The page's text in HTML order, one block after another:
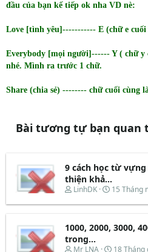
đầu của bạn kế tiếp ok nha VD nè:
Love [tình yêu]----------- E (chữ e cuối
Everybody [mọi người]------ Y ( chữ y
nhé. Mình ra trước 1 chữ.
Share (chia sẻ) -------- chữ cuối cùng
Bài tương tự bạn quan
9 cách học từ
thiện khả...
T
r
a
d
s
LinhDK
N
à
b
t
15 Tháng
1000, 2000, 3000,
trong...
T
Mr LNA
N
18 Tháng